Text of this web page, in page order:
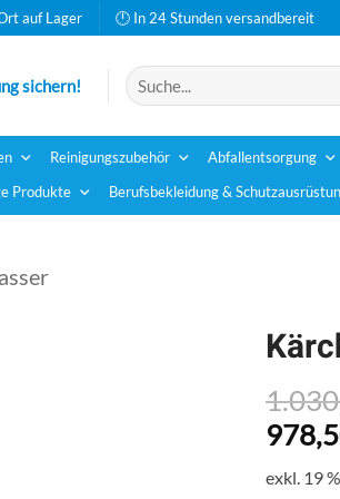
auf Lager 🕛 In 24 Stunden versandbereit
sichern!
Suchen
nach:
Reinigungszubehör Abfallentsorgung
Produkte Berufsbekleidung &
exkl. 19